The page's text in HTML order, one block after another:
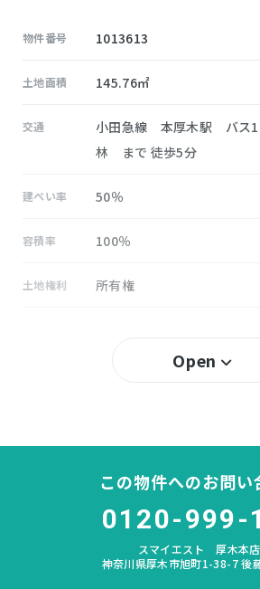
物件番号 1013613
土地面積 145.76㎡
交通
小田急線 本厚木駅 バス
林 まで 徒歩5分
建ぺい率 50％
容積率 100％
土地権利 所有権
なし
Open
この物件へのお問い
0120-999-
スマイエスト 厚木本店
神奈川県厚木市旭町1-38-7 後